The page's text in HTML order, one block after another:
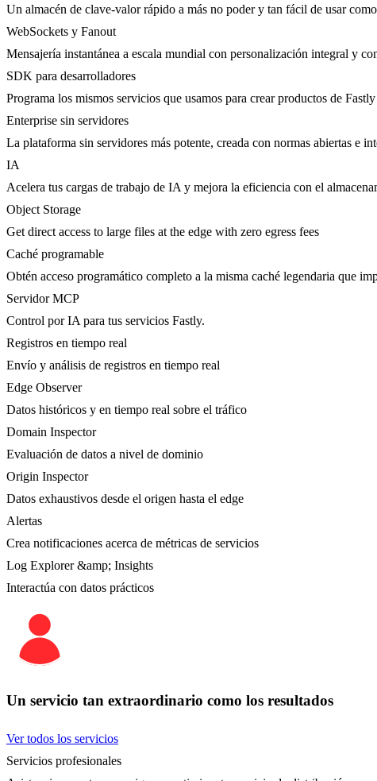
Un almacén de clave-valor rápido a más no poder y tan fácil de usar
WebSockets y Fanout
Mensajería instantánea a escala mundial con personalización integral y
SDK para desarrolladores
Programa los mismos servicios que usamos para crear productos de Fastly
Enterprise sin servidores
La plataforma sin servidores más potente, creada con normas abiertas e
IA
Acelera tus cargas de trabajo de IA y mejora la eficiencia con el
Object Storage
Get direct access to large files at the edge with zero egress fees
Caché programable
Obtén acceso programático completo a la misma caché legendaria que
Servidor MCP
Control por IA para tus servicios Fastly.
Registros en tiempo real
Envío y análisis de registros en tiempo real
Edge Observer
Datos históricos y en tiempo real sobre el tráfico
Domain Inspector
Evaluación de datos a nivel de dominio
Origin Inspector
Datos exhaustivos desde el origen hasta el edge
Alertas
Crea notificaciones acerca de métricas de servicios
Log Explorer &amp; Insights
Interactúa con datos prácticos
Un servicio tan extraordinario como los resultados
Ver todos los servicios
Servicios profesionales